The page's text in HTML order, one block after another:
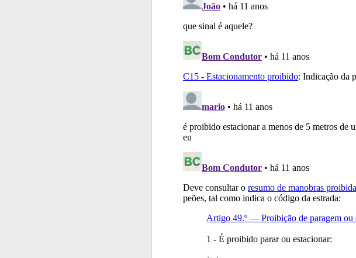
Questões Consulte os comentários da
Questões Consulte aqui todas as